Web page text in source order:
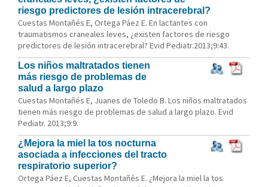
riesgo predictores de lesión intracerebral?
Cuestas Montañés E, Ortega Páez E. En lactantes con
traumatismos craneales leves, ¿existen factores de riesgo
predictores de lesión intracerebral? Evid Pediatr.2013;9:43.
Los niños maltratados tienen
más riesgo de problemas de
salud a largo plazo
Cuestas Montañés E, Juanes de Toledo B. Los niños maltratados
tienen más riesgo de problemas de salud a largo plazo. Evid
Pediatr. 2013;9:9.
¿Mejora la miel la tos nocturna
asociada a infecciones del tracto
respiratorio superior?
Ortega Páez E, Cuestas Montañés E. ¿Mejora la miel la tos